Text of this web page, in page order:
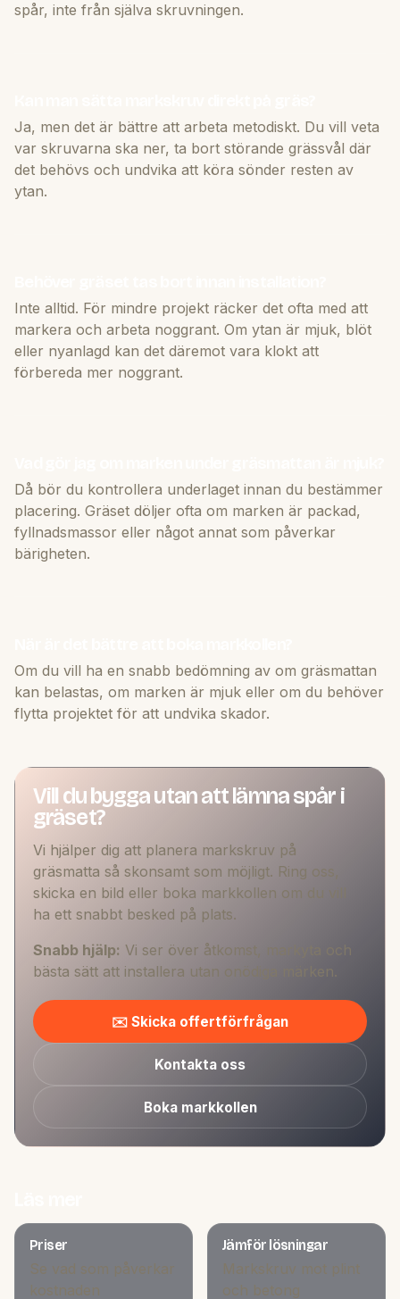
spår, inte från själva skruvningen.
Ja, men det är bättre att arbeta metodiskt. Du vill veta
var skruvarna ska ner, ta bort störande grässvål där
det behövs och undvika att köra sönder resten av
ytan.
Inte alltid. För mindre projekt räcker det ofta med att
markera och arbeta noggrant. Om ytan är mjuk, blöt
eller nyanlagd kan det däremot vara klokt att
förbereda mer noggrant.
Då bör du kontrollera underlaget innan du bestämmer
placering. Gräset döljer ofta om marken är packad,
fyllnadsmassor eller något annat som påverkar
bärigheten.
Om du vill ha en snabb bedömning av om gräsmattan
kan belastas, om marken är mjuk eller om du behöver
flytta projektet för att undvika skador.
Vill du bygga utan att lämna spår i
gräset?
Vi hjälper dig att planera markskruv på
gräsmatta så skonsamt som möjligt. Ring oss,
skicka en bild eller boka markkollen om du vill
ha ett snabbt besked på plats.
Snabb hjälp: Vi ser över åtkomst, markyta och
bästa sätt att installera utan onödiga märken.
✉️ Skicka offertförfrågan
Kontakta oss
Boka markkollen
Priser
Se vad som påverkar
kostnaden
Jämför lösningar
Markskruv mot plint
och betong